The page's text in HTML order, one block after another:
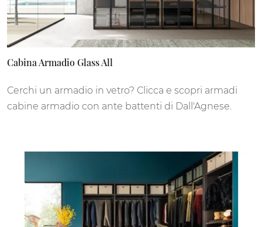
Cabina Armadio Glass All
Cerchi un armadio in vetro? Clicca e scopri armadi
cabine armadio con ante battenti di Dall'Agnese.